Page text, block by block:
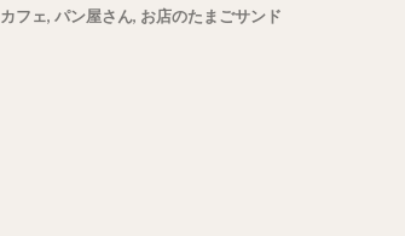
カフェ, パン屋さん, お店のたまごサンド